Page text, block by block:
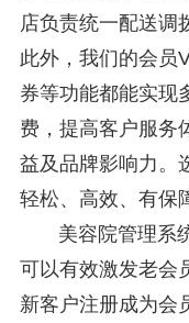
店负责统一配送调
此外，我们的会员
券等功能都能实现
费，提高客户服务
益及品牌影响力。
轻松、高效、有保
美容院管理系
可以有效激发老会
新客户注册成为会